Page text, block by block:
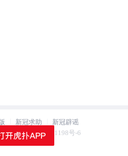
新冠求助
新冠辟谣
沪ICP备2021021198号-6
新冠求助
新冠辟谣
沪ICP备2021021198号-6